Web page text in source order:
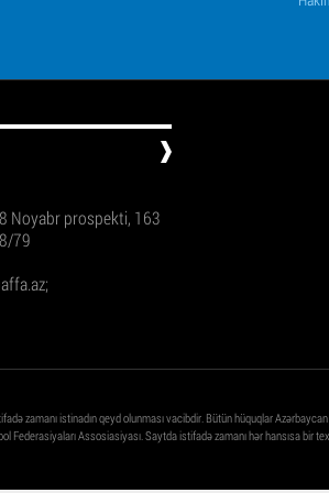
Noyabr prospekti, 163
79
;
zamanı istinadın qeyd olunması vacibdir. Bütün hüquqlar
Federasiyaları Assosiasiyası. Saytda istifadə zamanı hər hansısa bir